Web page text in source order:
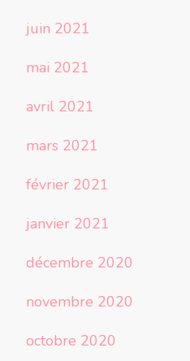
juin 2021
mai 2021
avril 2021
mars 2021
février 2021
janvier 2021
décembre 2020
novembre 2020
octobre 2020